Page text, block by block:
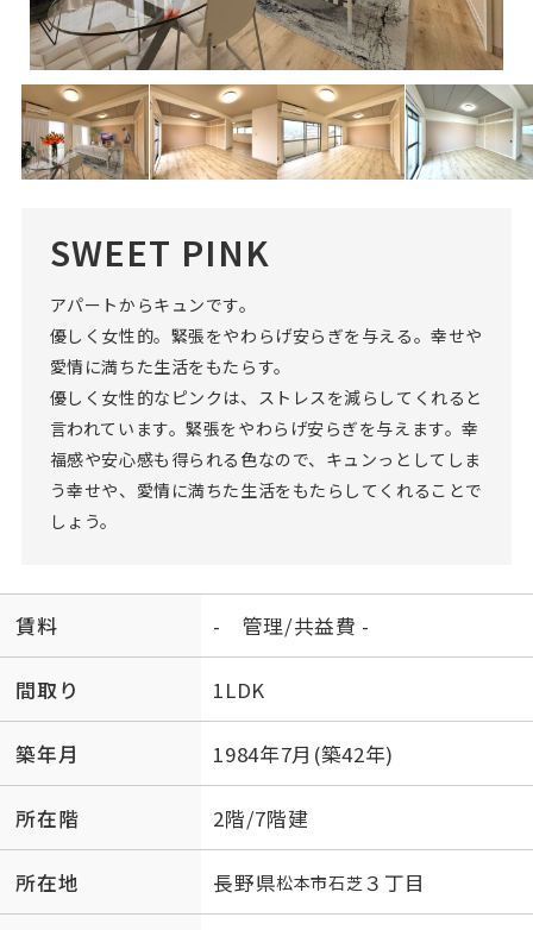
SWEET PINK
アパートからキュンです。
優しく女性的。緊張をやわらげ安らぎを与える。幸せや
愛情に満ちた生活をもたらす。
優しく女性的なピンクは、ストレスを減らしてくれると
言われています。緊張をやわらげ安らぎを与えます。幸
福感や安心感も得られる色なので、キュンっとしてしま
う幸せや、愛情に満ちた生活をもたらしてくれることで
しょう。
賃料 - 管理/共益費 -
間取り 1LDK
築年月 1984年7月(築42年)
所在階 2階/7階建
所在地 長野県松本市石芝 ３丁目